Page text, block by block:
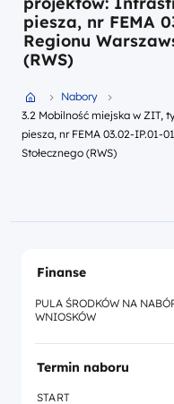
piesza, nr FEMA
Regionu
(RWS)
Przejdź do strony głównej
Nabory
3.2 Mobilność miejska w ZIT,
piesza, nr FEMA 03.02-IP.01-
Stołecznego (RWS)
Finanse
PULA ŚRODKÓW NA
WNIOSKÓW
Termin naboru
START